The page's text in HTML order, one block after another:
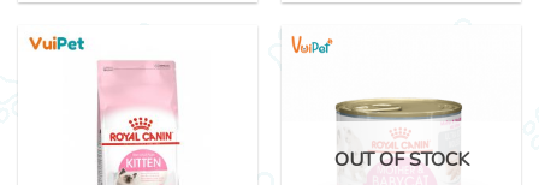
OUT OF STOCK